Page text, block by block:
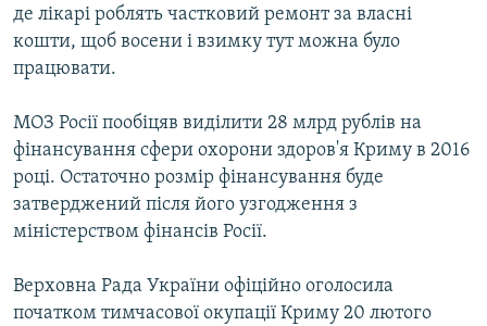
де лікарі роблять частковий ремонт за власні
кошти, щоб восени і взимку тут можна було
працювати.
МОЗ Росії пообіцяв виділити 28 млрд рублів на
фінансування сфери охорони здоров'я Криму в 2016
році. Остаточно розмір фінансування буде
затверджений після його узгодження з
міністерством фінансів Росії.
Верховна Рада України офіційно оголосила
початком тимчасової окупації Криму 20 лютого